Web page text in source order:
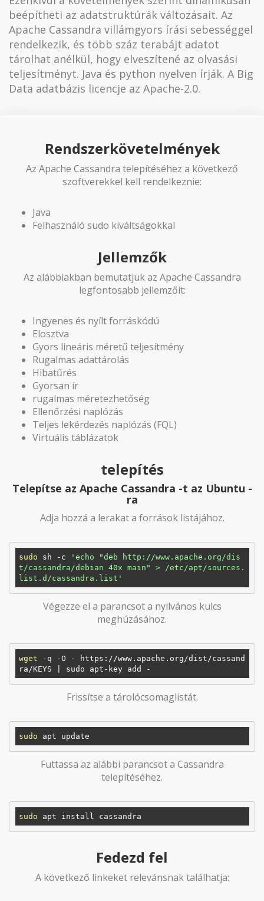
beépítheti az adatstruktúrák változásait. Az
Apache Cassandra villámgyors írási sebességgel
rendelkezik, és több száz terabájt adatot
tárolhat anélkül, hogy elveszítené az olvasási
teljesítményt. Java és python nyelven írják. A Big
Data adatbázis licencje az Apache-2.0.
Rendszerkövetelmények
Az Apache Cassandra telepítéséhez a következő
szoftverekkel kell rendelkeznie:
Java
Felhasználó sudo kiváltságokkal
Jellemzők
Az alábbiakban bemutatjuk az Apache Cassandra
legfontosabb jellemzőit:
Ingyenes és nyílt forráskódú
Elosztva
Gyors lineáris méretű teljesítmény
Rugalmas adattárolás
Hibatűrés
Gyorsan ír
rugalmas méretezhetőség
Ellenőrzési naplózás
Teljes lekérdezés naplózás (FQL)
Virtuális táblázatok
telepítés
Telepítse az Apache Cassandra -t az Ubuntu -
ra
Adja hozzá a lerakat a források listájához.
sudo sh -c
'echo "deb http://www.apache.org/dis
t/cassandra/debian 40x main" > /etc/apt/sources.
list.d/cassandra.list'
Végezze el a parancsot a nyilvános kulcs
meghúzásához.
wget -q -O - https://www.apache.org/dist/cassand
Frissítse a tárolócsomaglistát.
sudo
Futtassa az alábbi parancsot a Cassandra
telepítéséhez.
sudo
Fedezd fel
A következő linkeket relevánsnak találhatja: